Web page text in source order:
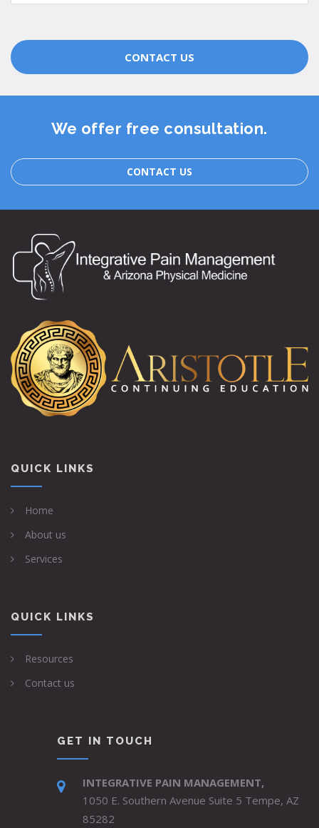
CONTACT US
We offer free consultation.
CONTACT US
QUICK LINKS
Home
About us
Services
QUICK LINKS
Resources
Contact us
GET IN TOUCH
INTEGRATIVE PAIN MANAGEMENT,
1050 E. Southern Avenue Suite 5 Tempe, AZ
85282